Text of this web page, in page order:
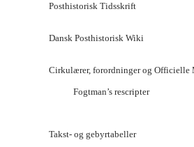
Posthistorisk Tidsskrift
Dansk Posthistorisk Wiki
Cirkulærer, forordninger og Officielle
Fogtman’s rescripter
Takst- og gebyrtabeller